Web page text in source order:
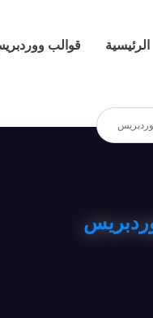
الرئيسية قوالب